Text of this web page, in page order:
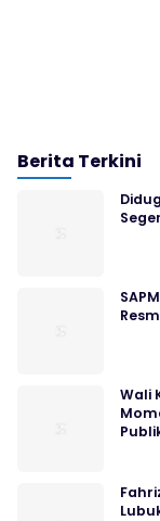
Berita Terkini
Wali